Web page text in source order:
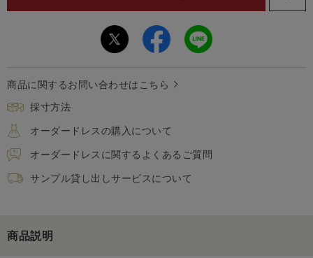
商品に関するお問い合わせはこちら
採寸方法
オーダードレスの購入について
オーダードレスに関するよくあるご質問
サンプル貸し出しサービスについて
商品説明